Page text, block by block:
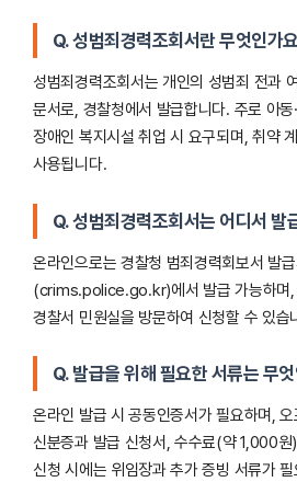
Q. 성범죄경력조회서란 무엇인가
성범죄경력조회서는 개인의 성범죄 전과
문서로, 경찰청에서 발급합니다. 주로 아
장애인 복지시설 취업 시 요구되며, 취약
사용됩니다.
Q. 성범죄경력조회서는 어디서 발
온라인으로는 경찰청 범죄경력회보서 발
(crims.police.go.kr)에서 발급 가능하며,
경찰서 민원실을 방문하여 신청할 수 있습
Q. 발급을 위해 필요한 서류는 무
온라인 발급 시 공동인증서가 필요하며,
신분증과 발급 신청서, 수수료(약 1,000원
신청 시에는 위임장과 추가 증빙 서류가